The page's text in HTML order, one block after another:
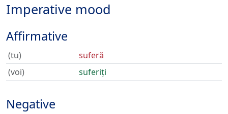
Imperative mood
Affirmative
(tu)
suferă
(voi)
suferiți
Negative